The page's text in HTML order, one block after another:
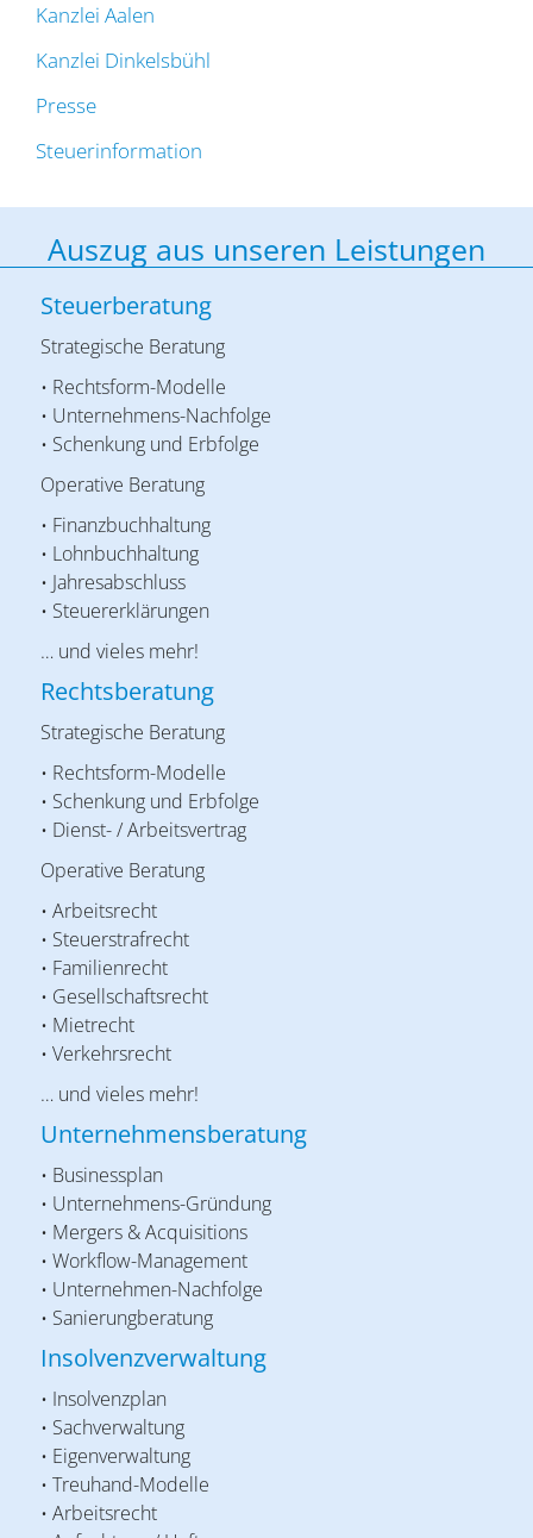
Kanzlei Aalen
Kanzlei Dinkelsbühl
Presse
Steuerinformation
Auszug aus unseren Leistungen
Steuerberatung
Strategische Beratung
• Rechtsform-Modelle
• Unternehmens-Nachfolge
• Schenkung und Erbfolge
Operative Beratung
• Finanzbuchhaltung
• Lohnbuchhaltung
• Jahresabschluss
• Steuererklärungen
… und vieles mehr!
Rechtsberatung
Strategische Beratung
• Rechtsform-Modelle
• Schenkung und Erbfolge
• Dienst- / Arbeitsvertrag
Operative Beratung
• Arbeitsrecht
• Steuerstrafrecht
• Familienrecht
• Gesellschaftsrecht
• Mietrecht
• Verkehrsrecht
… und vieles mehr!
Unternehmensberatung
• Businessplan
• Unternehmens-Gründung
• Mergers & Acquisitions
• Workflow-Management
• Unternehmen-Nachfolge
• Sanierungberatung
Insolvenzverwaltung
• Insolvenzplan
• Sachverwaltung
• Eigenverwaltung
• Treuhand-Modelle
• Arbeitsrecht